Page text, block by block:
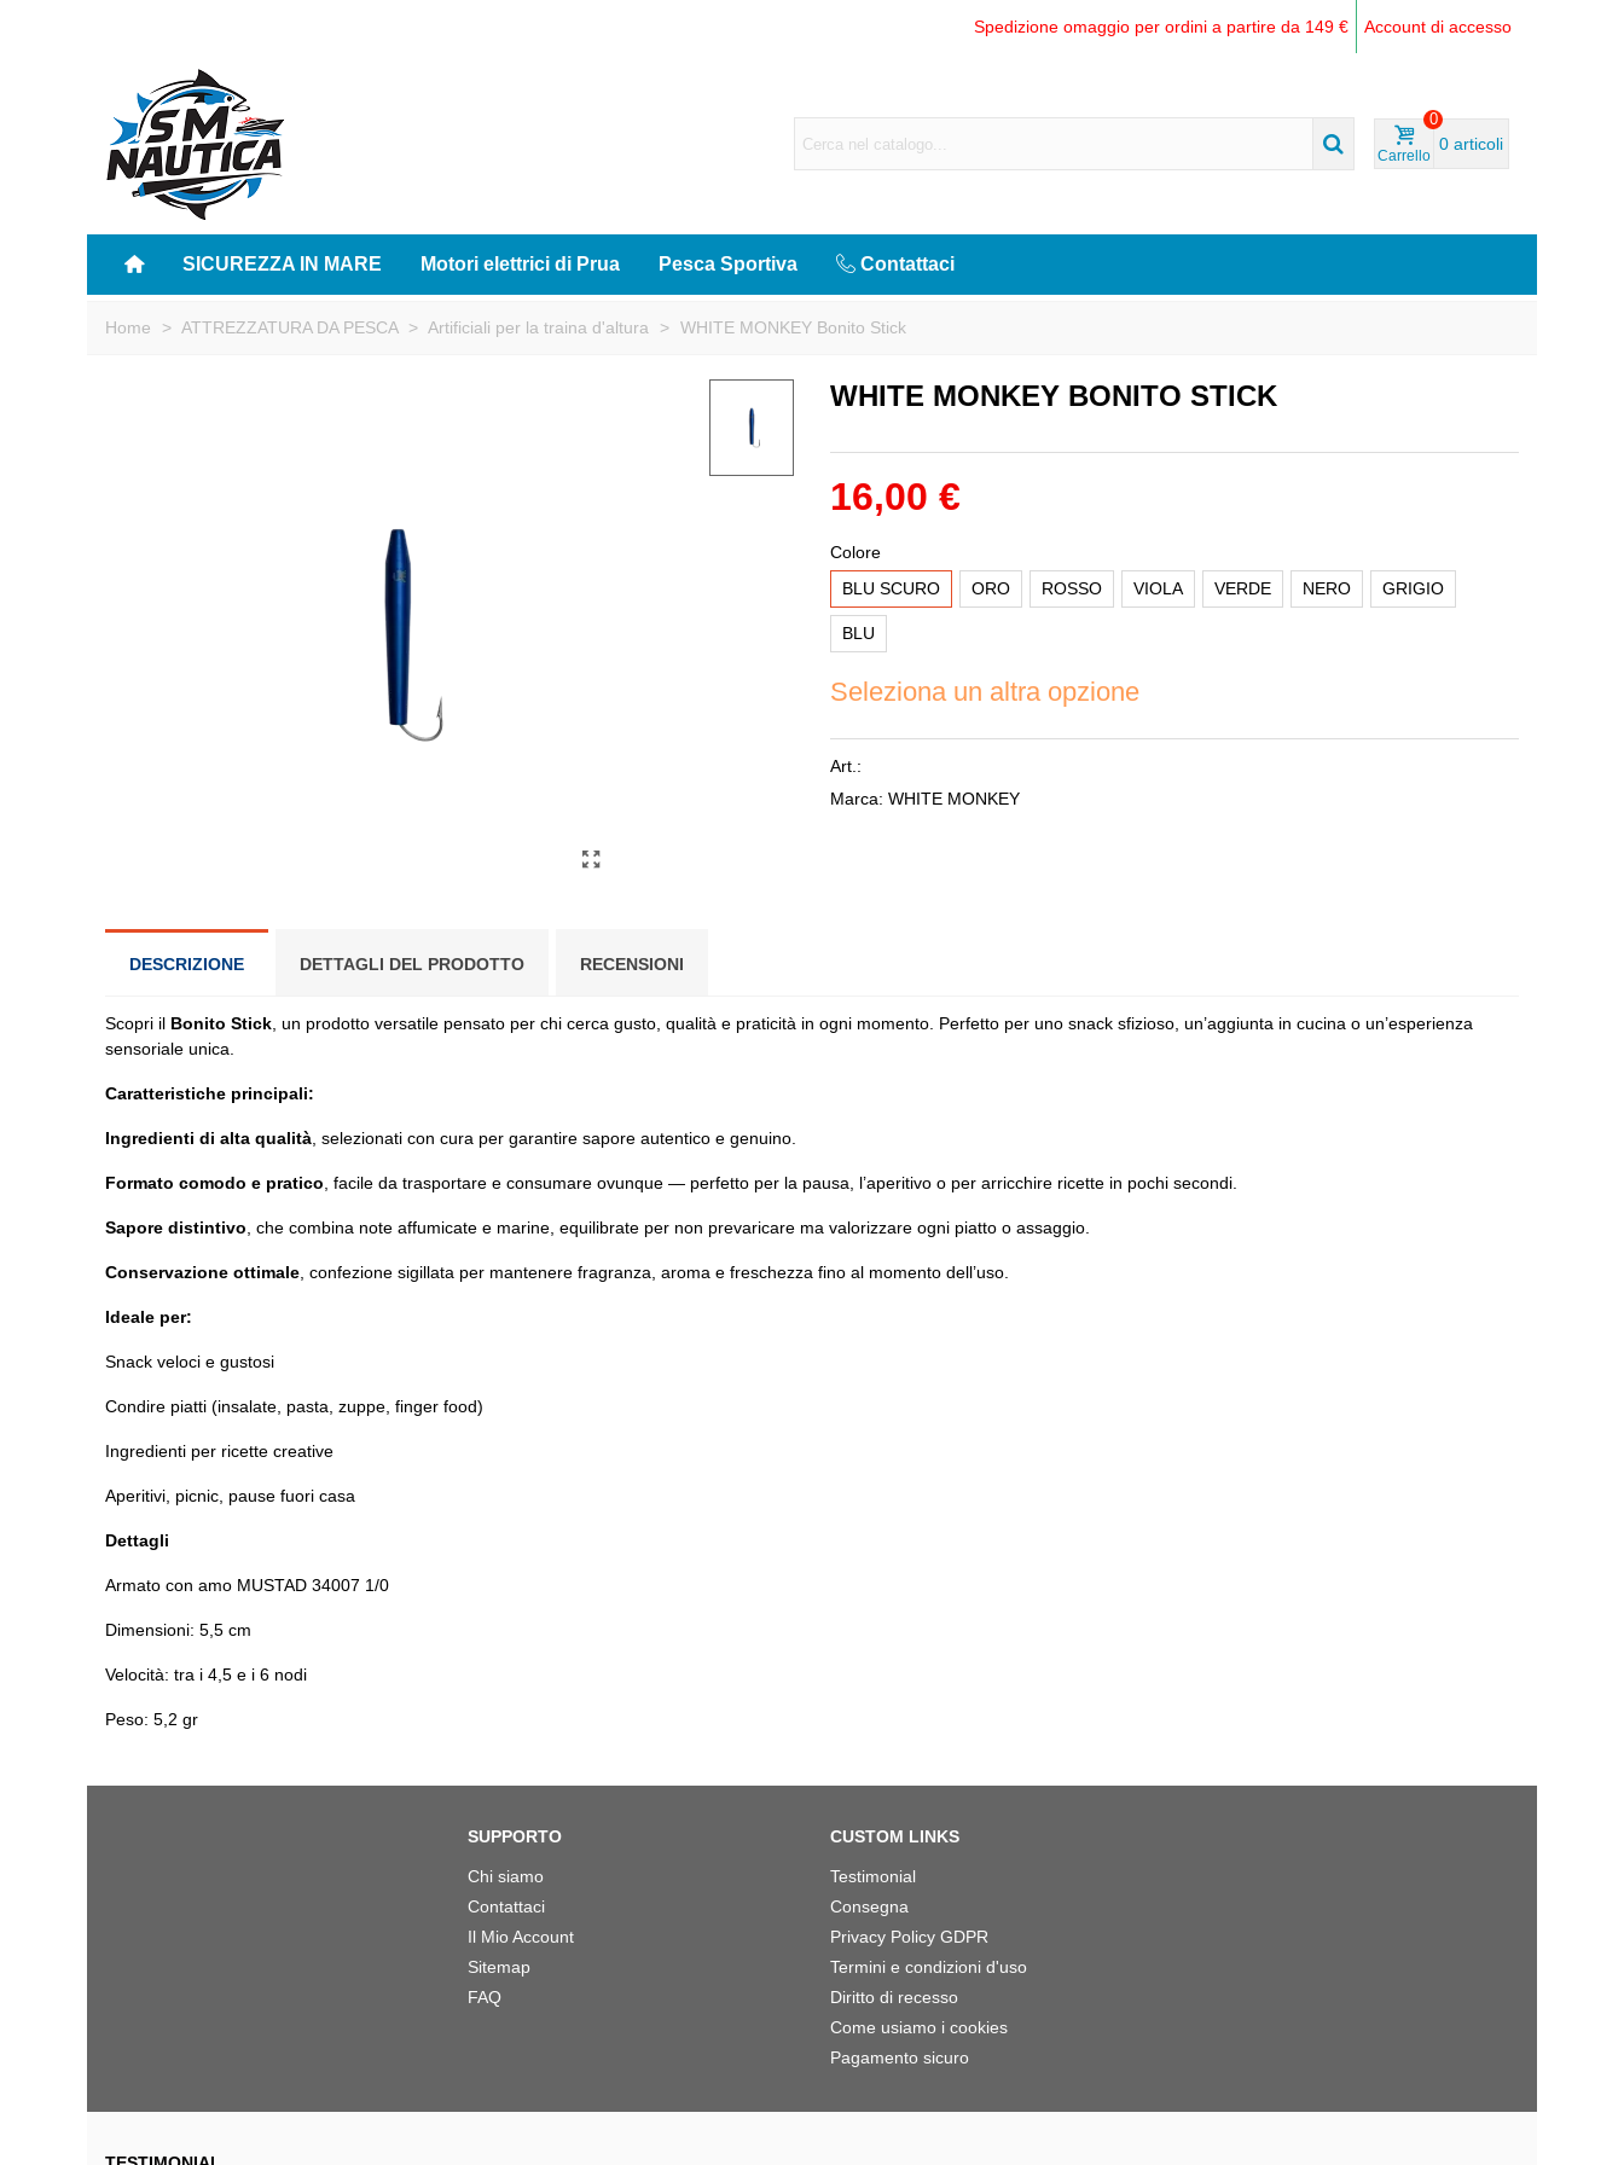
Spedizione omaggio per ordini a partire da 149 € Account di accesso
Carrello
0
0 articoli
SICUREZZA IN MARE Motori elettrici di Prua Pesca Sportiva Contattaci
Home > ATTREZZATURA DA PESCA > Artificiali per la traina d'altura > WHITE MONKEY Bonito Stick
WHITE MONKEY BONITO STICK
16,00 €
Colore
BLU SCURO
ORO ROSSO VIOLA VERDE NERO GRIGIO
BLU
Seleziona un altra opzione
Art.:
Marca: WHITE MONKEY
DESCRIZIONE DETTAGLI DEL PRODOTTO RECENSIONI
Scopri il Bonito Stick , un prodotto versatile pensato per chi cerca gusto, qualità e praticità in ogni momento. Perfetto per uno snack sfizioso, un’aggiunta in cucina o un’esperienza
sensoriale unica.
Caratteristiche principali:
Ingredienti di alta qualità , selezionati con cura per garantire sapore autentico e genuino.
Formato comodo e pratico , facile da trasportare e consumare ovunque — perfetto per la pausa, l’aperitivo o per arricchire ricette in pochi secondi.
Sapore distintivo , che combina note affumicate e marine, equilibrate per non prevaricare ma valorizzare ogni piatto o assaggio.
Conservazione ottimale , confezione sigillata per mantenere fragranza, aroma e freschezza fino al momento dell’uso.
Ideale per:
Snack veloci e gustosi
Condire piatti (insalate, pasta, zuppe, finger food)
Ingredienti per ricette creative
Aperitivi, picnic, pause fuori casa
Dettagli
Armato con amo MUSTAD 34007 1/0
Dimensioni: 5,5 cm
Velocità: tra i 4,5 e i 6 nodi
Peso: 5,2 gr
SUPPORTO
Chi siamo
Contattaci
Il Mio Account
Sitemap
FAQ
CUSTOM LINKS
Testimonial
Consegna
Privacy Policy GDPR
Termini e condizioni d'uso
Diritto di recesso
Come usiamo i cookies
Pagamento sicuro